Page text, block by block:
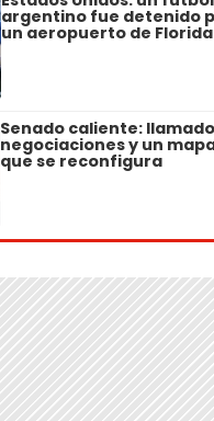
argentino fue detenido
un aeropuerto de Florida
Senado caliente:
negociaciones y un
que se reconfigura